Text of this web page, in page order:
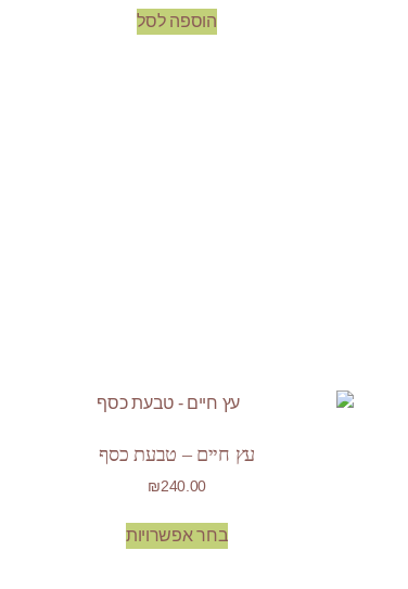
הוספה לסל
עץ חיים – טבעת כסף
₪240.00
בחר אפשרויות